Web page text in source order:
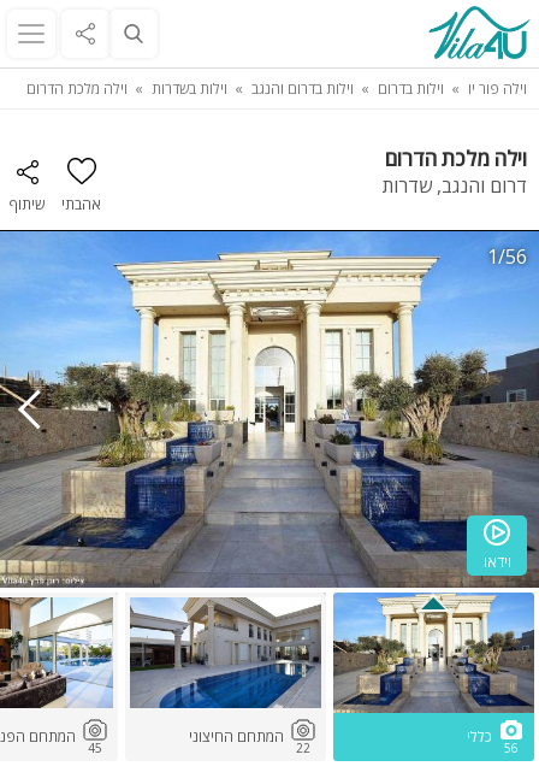
וילה פור יו וילות בדרום וילות בדרום והנגב וילות בשדרות וילה מלכת הדרום
וילה מלכת הדרום
דרום והנגב, שדרות
אהבתי שיתוף
וידאו
1/56
56
כללי
22
המתחם החיצוני
45
המתחם